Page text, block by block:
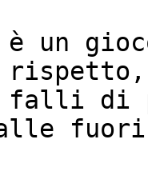
un
falli di